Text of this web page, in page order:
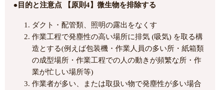
●目的と注意点 【原則4】微生物を排除する
ダクト・配管類、照明の露出をなくす
作業工程で発塵性の高い場所に排気 (吸気) を取る構
造とする(例えば包装機・作業人員の多い所・紙箱類
の成型場所・作業工程での人の動きが頻繁な所・作
業が忙しい場所等)
作業者が多い、または取扱い物で発塵性が多い場合